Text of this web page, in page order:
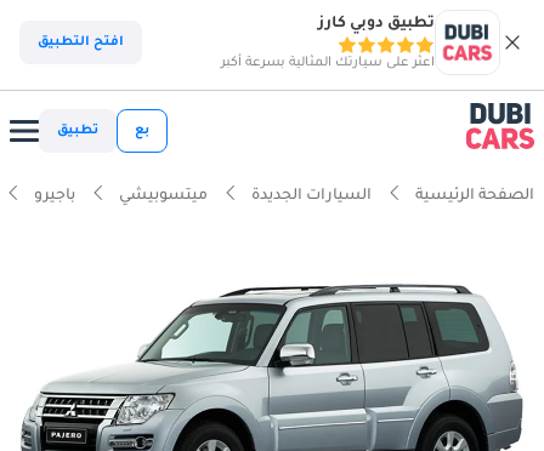
تطبيق دوبي كارز
اعثر على سيارتك المثالية بسرعة أكبر
افتح التطبيق
بع تطبيق
الصفحة الرئيسية السيارات الجديدة ميتسوبيشي باجيرو